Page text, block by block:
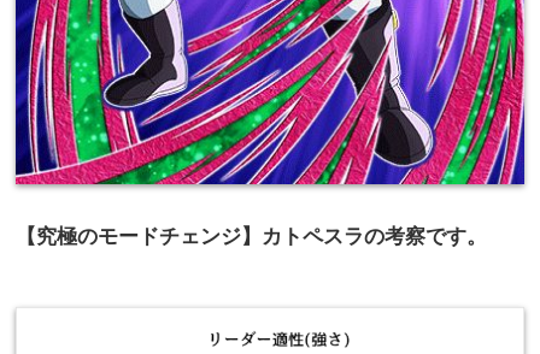
【究極のモードチェンジ】カトペスラの考察です。